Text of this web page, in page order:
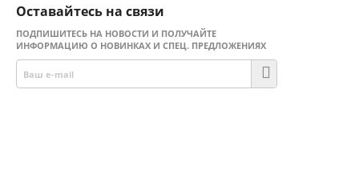
Оставайтесь на связи
ПОДПИШИТЕСЬ НА НОВОСТИ И ПОЛУЧАЙТЕ
ИНФОРМАЦИЮ О НОВИНКАХ И СПЕЦ. ПРЕДЛОЖЕНИЯХ